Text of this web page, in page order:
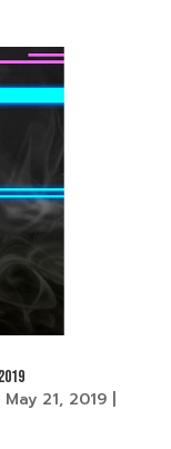
May 21, 2019|